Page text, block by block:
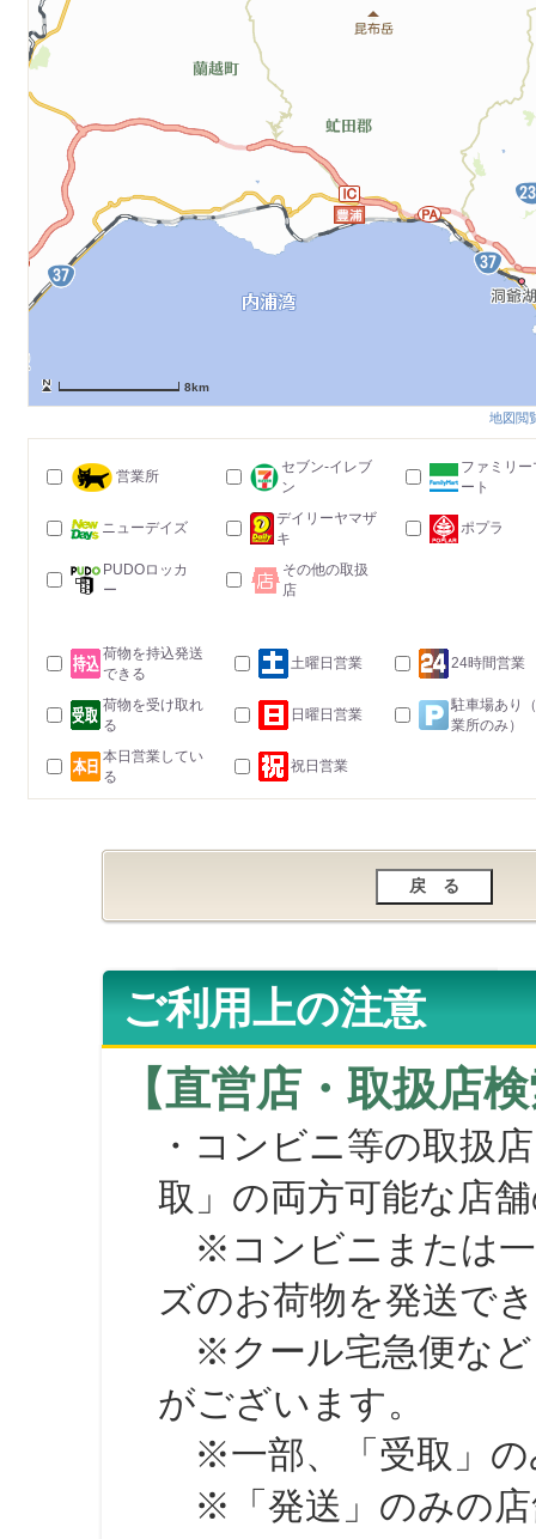
8km
地図閲
営業所
セブン-イレブ
ン
ファミリー
ート
ニューデイズ
デイリーヤマザ
キ
ポプラ
PUDOロッカ
ー
その他の取扱
店
荷物を持込発送
できる
土曜日営業 24時間営業
荷物を受け取れ
る
日曜日営業
駐車場あり
業所のみ）
本日営業してい
る
祝日営業
ご利用上の注意
【直営店・取扱店
・コンビニ等の取扱
取」の両方可能な店
※コンビニまたは一
ズのお荷物を発送で
※クール宅急便など
がございます。
※一部、「受取」の
※「発送」のみの店